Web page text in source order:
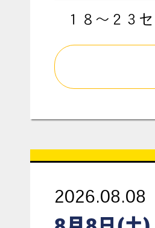
１８〜２３
2026.08.08